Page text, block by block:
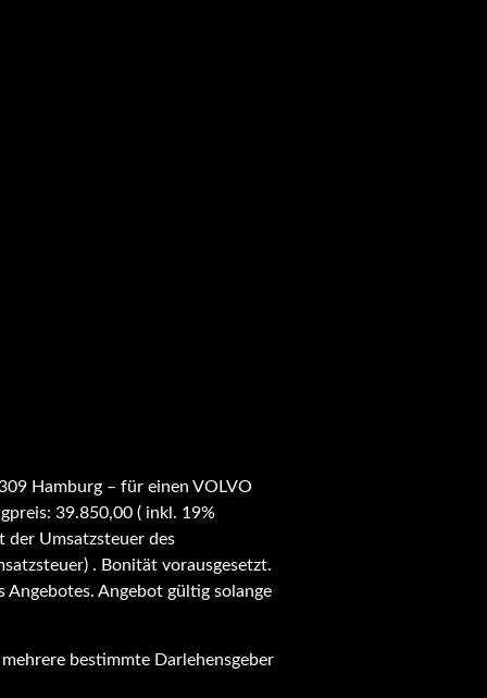
Hamburg – für einen VOLVO
39.850,00 ( inkl. 19%
der Umsatzsteuer des
. Bonität vorausgesetzt.
Angebotes. Angebot gültig solange
bestimmte Darlehensgeber